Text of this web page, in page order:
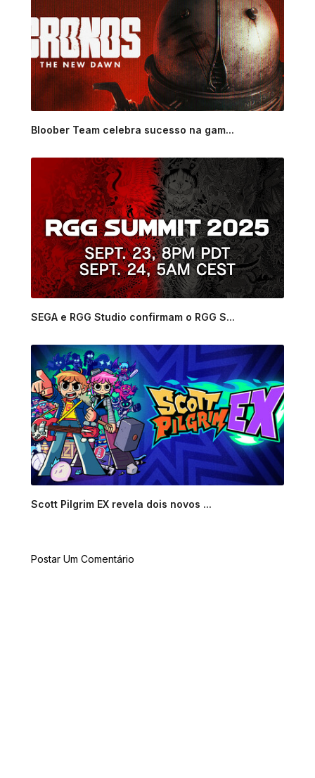
Bloober Team celebra sucesso na gam...
SEGA e RGG Studio confirmam o RGG S...
Scott Pilgrim EX revela dois novos ...
Postar Um Comentário